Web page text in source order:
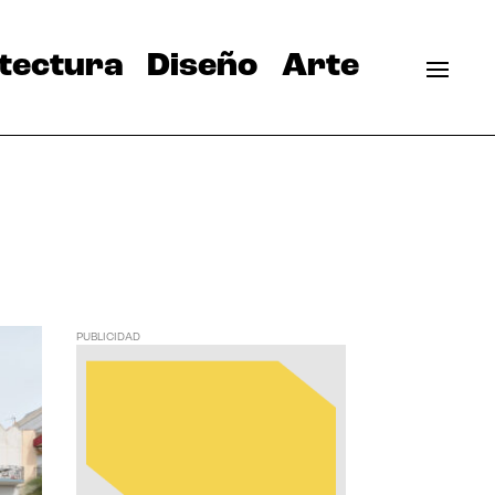
Diseño Arte
PUBLICIDAD